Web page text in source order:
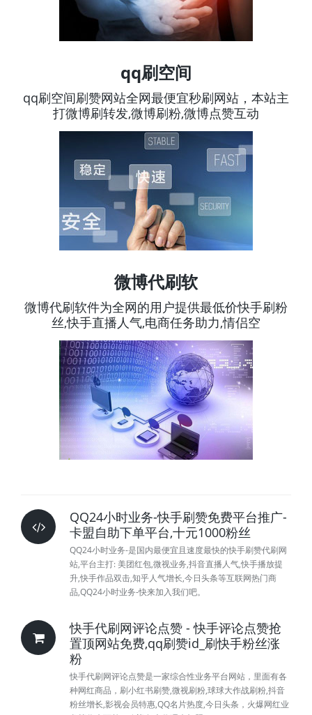
qq刷空间
qq刷空间刷赞网站全网最便宜秒刷网站，本站主
打微博刷转发,微博刷粉,微博点赞互动
微博代刷软
微博代刷软件为全网的用户提供最低价快手刷粉
丝,快手直播人气,电商任务助力,情侣空
QQ24小时业务-快手刷赞免费平台推广-
卡盟自助下单平台,十元1000粉丝
QQ24小时业务-是国内最便宜且速度最快的快手刷赞代刷网
站,平台主打: 美团红包,微视业务,抖音直播人气,快手播放提
升,快手作品双击,知乎人气增长,今日头条等互联网热门商
品,QQ24小时业务-快来加入我们吧。
快手代刷网评论点赞 - 快手评论点赞抢
置顶网站免费,qq刷赞id_刷快手粉丝涨
粉
快手代刷网评论点赞是一家综合性业务平台网站，里面有各
种网红商品，刷小红书刷赞,微视刷粉,球球大作战刷粉,抖音
粉丝增长,影视会员特惠,QQ名片热度,今日头条，火爆网红业